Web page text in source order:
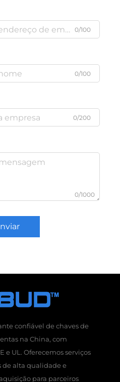
0/100
0/100
0/200
0/1000
confiável de chaves de
na China, com
e UL. Oferecemos serviços
de alta qualidade e
para parceiros